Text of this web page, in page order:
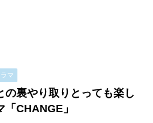
マ
の裏やり取りとっても楽し
「CHANGE」